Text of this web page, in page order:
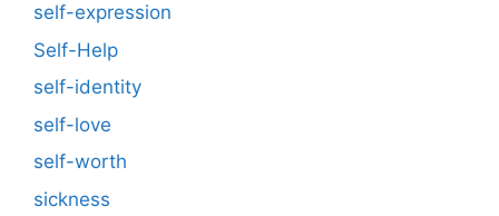
self-expression
Self-Help
self-identity
self-love
self-worth
sickness